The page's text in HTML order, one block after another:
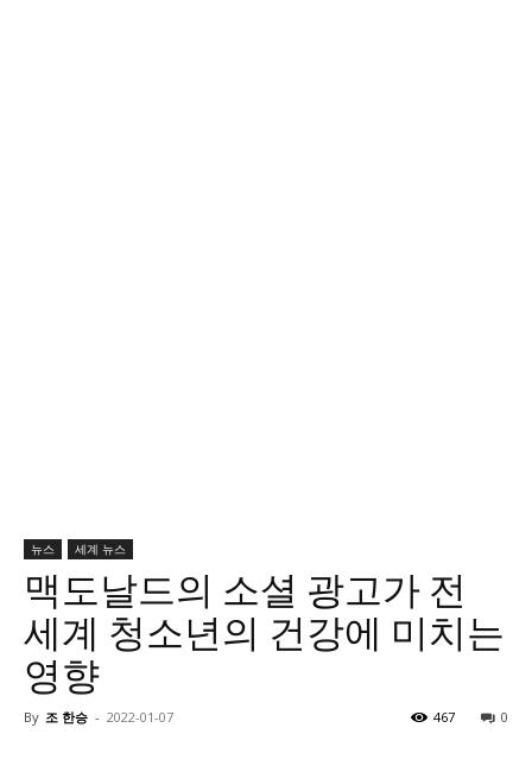
뉴스 세계 뉴스
맥도날드의 소셜 광고가 전
세계 청소년의 건강에 미치는
영향
By 조 한승 - 2022-01-07 0
467